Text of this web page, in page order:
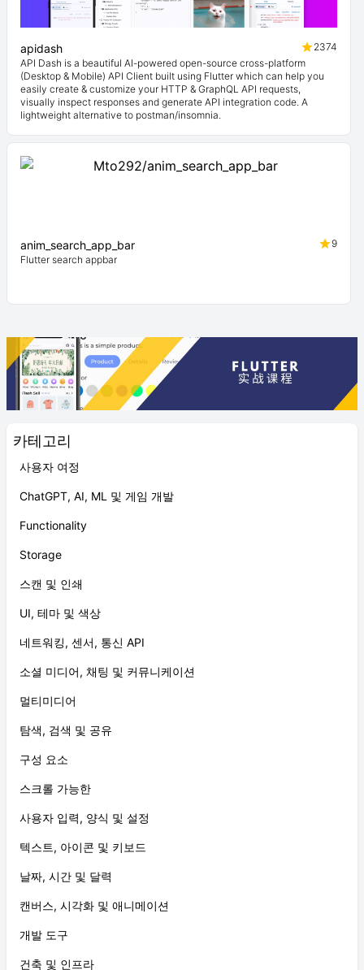
카테고리
사용자 여정
ChatGPT, AI, ML 및 게임 개발
Functionality
Storage
스캔 및 인쇄
UI, 테마 및 색상
네트워킹, 센서, 통신 API
소셜 미디어, 채팅 및 커뮤니케이션
멀티미디어
탐색, 검색 및 공유
구성 요소
스크롤 가능한
사용자 입력, 양식 및 설정
텍스트, 아이콘 및 키보드
날짜, 시간 및 달력
캔버스, 시각화 및 애니메이션
개발 도구
건축 및 인프라
apidash
2374
API Dash is a beautiful AI-powered open-source cross-platform
(Desktop & Mobile) API Client built using Flutter which can help you
easily create & customize your HTTP & GraphQL API requests,
visually inspect responses and generate API integration code. A
lightweight alternative to postman/insomnia.
anim_search_app_bar
9
Flutter search appbar